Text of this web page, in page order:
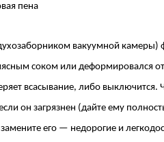
пена
вакуумной камеры)
соком или деформировался
всасывание, либо выключится.
он загрязнен (дайте ему
его — недорогие и